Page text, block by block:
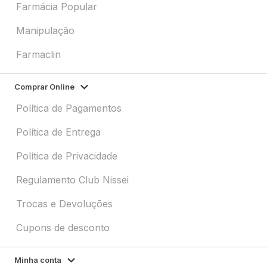
Farmácia Popular
Manipulação
Farmaclin
Comprar Online
Política de Pagamentos
Política de Entrega
Política de Privacidade
Regulamento Club Nissei
Trocas e Devoluções
Cupons de desconto
Minha conta